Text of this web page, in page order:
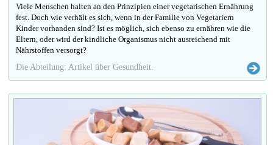
Viele Menschen halten an den Prinzipien einer vegetarischen Ernährung
fest. Doch wie verhält es sich, wenn in der Familie von Vegetariern
Kinder vorhanden sind? Ist es möglich, sich ebenso zu ernähren wie die
Eltern, oder wird der kindliche Organismus nicht ausreichend mit
Nährstoffen versorgt?
Die Abteilung: Artikel über Gesundheit.